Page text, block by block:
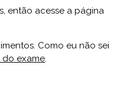
então acesse a página
Como eu não sei
exame.